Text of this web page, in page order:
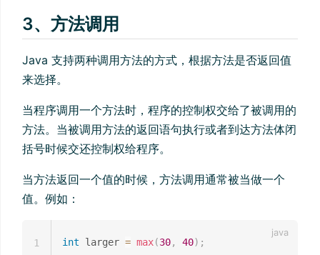
3、方法调用
Java 支持两种调用方法的方式，根据方法是否返回值
来选择。
当程序调用一个方法时，程序的控制权交给了被调用的
方法。当被调用方法的返回语句执行或者到达方法体闭
括号时候交还控制权给程序。
当方法返回一个值的时候，方法调用通常被当做一个
值。例如：
int larger = max(30, 40) ;
1